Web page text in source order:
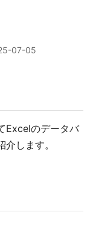
07-05
Excelのデータバ
します。